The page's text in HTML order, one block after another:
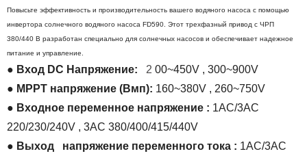
Повысьте эффективность и производительность вашего водяного насоса с помощью
инвертора солнечного водяного насоса FD590. Этот трехфазный привод с ЧРП
380/440 В разработан специально для солнечных насосов и обеспечивает надежное
питание и управление.
● Вход DC Напряжение: 2 00~450V , 300~900V
● MPPT напряжение (Вмп): 160~380V , 260~750V
● Входное переменное напряжение : 1AC/3AC
220/230/240V , 3AC 380/400/415/440V
● Выход напряжение переменного тока : 1AC/3AC